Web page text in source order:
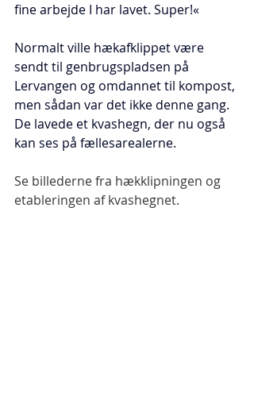
fine arbejde I har lavet. Super!«
Normalt ville hækafklippet være
sendt til genbrugspladsen på
Lervangen og omdannet til kompost,
men sådan var det ikke denne gang.
De lavede et kvashegn, der nu også
kan ses på fællesarealerne.
Se billederne fra hækklipningen og
etableringen af kvashegnet.